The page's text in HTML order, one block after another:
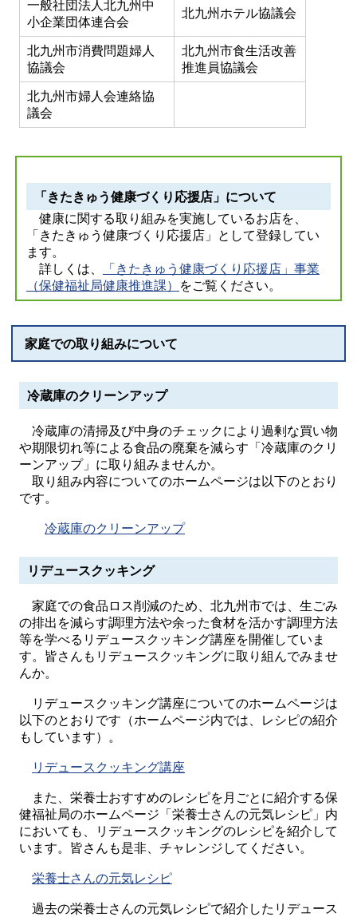
一般社団法人北九州中
小企業団体連合会
北九州ホテル協議会
北九州市消費問題婦人
協議会
北九州市食生活改善
推進員協議会
北九州市婦人会連絡協
議会
「きたきゅう健康づくり応援店」について
健康に関する取り組みを実施しているお店を、
「きたきゅう健康づくり応援店」として登録してい
ます。
詳しくは、
「きたきゅう健康づくり応援店」事業
（保健福祉局健康推進課）
をご覧ください。
家庭での取り組みについて
冷蔵庫のクリーンアップ
冷蔵庫の清掃及び中身のチェックにより過剰な買い物
や期限切れ等による食品の廃棄を減らす「冷蔵庫のクリ
ーンアップ」に取り組みませんか。
取り組み内容についてのホームページは以下のとおり
です。
冷蔵庫のクリーンアップ
リデュースクッキング
家庭での食品ロス削減のため、北九州市では、生ごみ
の排出を減らす調理方法や余った食材を活かす調理方法
等を学べるリデュースクッキング講座を開催していま
す。皆さんもリデュースクッキングに取り組んでみませ
んか。
リデュースクッキング講座についてのホームページは
以下のとおりです（ホームページ内では、レシピの紹介
もしています）。
リデュースクッキング講座
また、栄養士おすすめのレシピを月ごとに紹介する保
健福祉局のホームページ「栄養士さんの元気レシピ」内
においても、リデュースクッキングのレシピを紹介して
います。皆さんも是非、チャレンジしてください。
栄養士さんの元気レシピ
過去の栄養士さんの元気レシピで紹介したリデュース